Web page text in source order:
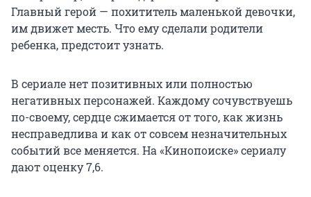
Главный герой — похититель маленькой девочки,
им движет месть. Что ему сделали родители
ребенка, предстоит узнать.
В сериале нет позитивных или полностью
негативных персонажей. Каждому сочувствуешь
по-своему, сердце сжимается от того, как жизнь
несправедлива и как от совсем незначительных
событий все меняется. На «Кинопоиске» сериалу
дают оценку 7,6.